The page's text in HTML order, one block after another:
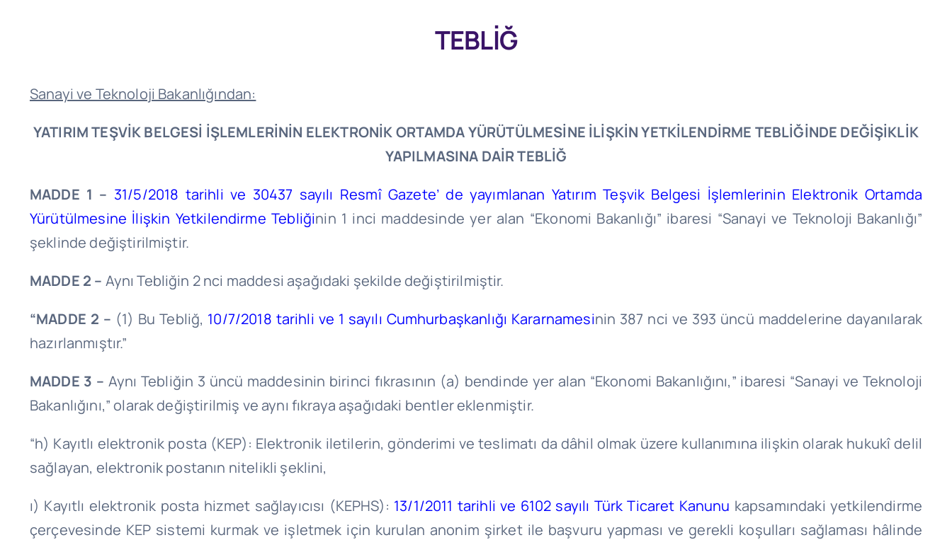
TEBLİĞ
Sanayi ve Teknoloji Bakanlığından:
YATIRIM TEŞVİK BELGESİ İŞLEMLERİNİN ELEKTRONİK ORTAMDAYÜRÜTÜLMESİNE İLİŞKİN YETKİLENDİRME TEBLİĞİNDE DEĞİŞİKLİK
YAPILMASINA DAİR TEBLİĞ
MADDE 1 – 31/5/2018 tarihli ve 30437 sayılı Resmî Gazete’ de yayımlanan Yatırım Teşvik Belgesi İşlemlerinin Elektronik Ortamda
Yürütülmesine İlişkin Yetkilendirme Tebliğinin 1 inci maddesinde yer alan “Ekonomi Bakanlığı” ibaresi “Sanayi ve Teknoloji Bakanlığı”
şeklinde değiştirilmiştir.
MADDE 2 – Aynı Tebliğin 2 nci maddesi aşağıdaki şekilde değiştirilmiştir.
“MADDE 2 – (1) Bu Tebliğ, 10/7/2018 tarihli ve 1 sayılı Cumhurbaşkanlığı Kararnamesinin 387 nci ve 393 üncü maddelerine dayanılarak
hazırlanmıştır.”
MADDE 3 – Aynı Tebliğin 3 üncü maddesinin birinci fıkrasının (a) bendinde yer alan “Ekonomi Bakanlığını,” ibaresi “Sanayi ve Teknoloji
Bakanlığını,” olarak değiştirilmiş ve aynı fıkraya aşağıdaki bentler eklenmiştir.
“h) Kayıtlı elektronik posta (KEP): Elektronik iletilerin, gönderimi ve teslimatı da dâhil olmak üzere kullanımına ilişkin olarak hukukî delil
sağlayan, elektronik postanın nitelikli şeklini,
ı) Kayıtlı elektronik posta hizmet sağlayıcısı (KEPHS): 13/1/2011 tarihli ve 6102 sayılı Türk Ticaret Kanunu kapsamındaki yetkilendirme
çerçevesinde KEP sistemi kurmak ve işletmek için kurulan anonim şirket ile başvuru yapması ve gerekli koşulları sağlaması hâlinde